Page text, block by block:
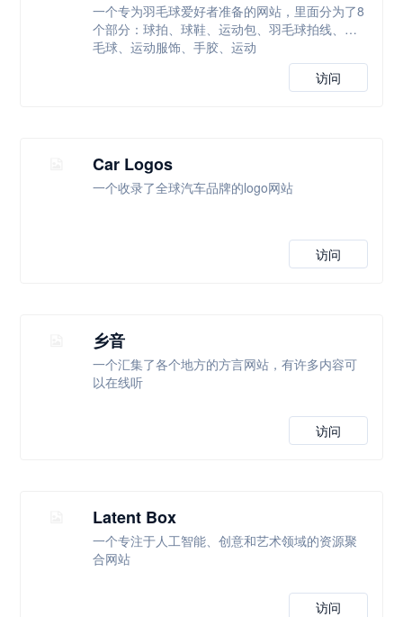
一个专为羽毛球爱好者准备的网站，里面分为了8
个部分：球拍、球鞋、运动包、羽毛球拍线、羽
毛球、运动服饰、手胶、运动
访问
Car Logos
一个收录了全球汽车品牌的logo网站
访问
乡音
一个汇集了各个地方的方言网站，有许多内容可
以在线听
访问
Latent Box
一个专注于人工智能、创意和艺术领域的资源聚
合网站
访问